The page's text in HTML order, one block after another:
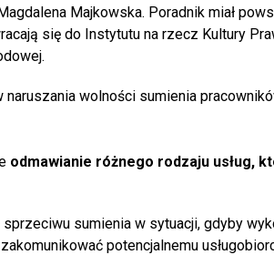
Majkowska. Poradnik miał
się do Instytutu na rzecz Kultury
wolności sumienia
odmawianie różnego rodzaju usług,
sumienia w sytuacji, gdyby
potencjalnemu